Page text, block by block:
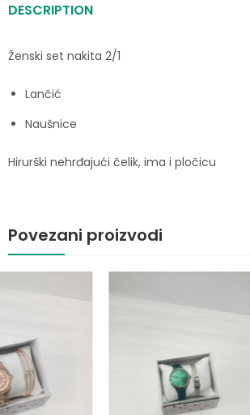
DESCRIPTION
Ženski set nakita 2/1
Lančić
Naušnice
Hirurški nehrđajući čelik, ima i pločicu
Povezani proizvodi